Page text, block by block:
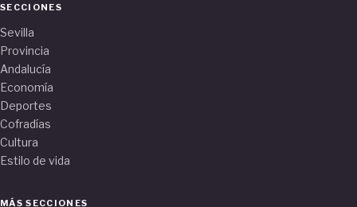
SECCIONES
Sevilla
Provincia
Andalucía
Economía
Deportes
Cofradías
Cultura
Estilo de vida
MÁS SECCIONES